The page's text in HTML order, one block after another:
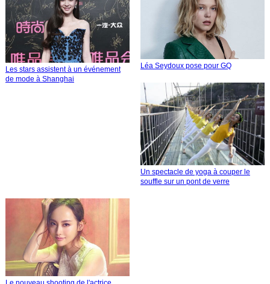
VIDÉOS
Les stars assistent à un événement
de mode à Shanghai
Léa Seydoux pose pour GQ
Un spectacle de yoga à couper le
souffle sur un pont de verre